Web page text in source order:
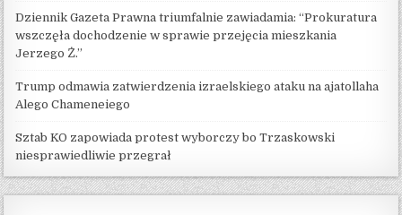
Dziennik Gazeta Prawna triumfalnie zawiadamia: “Prokuratura
wszczęła dochodzenie w sprawie przejęcia mieszkania
Jerzego Ż.”
Trump odmawia zatwierdzenia izraelskiego ataku na ajatollaha
Alego Chameneiego
Sztab KO zapowiada protest wyborczy bo Trzaskowski
niesprawiedliwie przegrał